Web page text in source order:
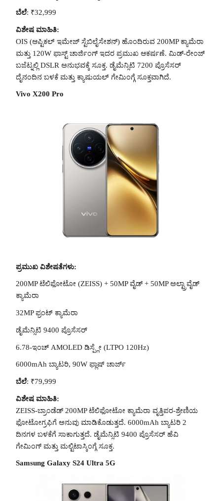
ಬೆಲೆ: ₹32,999
ವಿಶೇಷ ಮಾಹಿತಿ:
OIS (ಆಪ್ಟಿಕಲ್ ಇಮೇಜ್ ಸ್ಟೆಬಿಲೈಸೇಶನ್) ಹೊಂದಿರುವ 200MP ಕ್ಯಾಮೆರಾ
ಮತ್ತು 120W ಫಾಸ್ಟ್ ಚಾರ್ಜಿಂಗ್ ಇದರ ಪ್ರಮುಖ ಆಕರ್ಷಣೆ. ಮಿಡ್-ರೇಂಜ್
ಬಜೆಟ್ನಲ್ಲಿ DSLR ಅನುಭವಕ್ಕೆ ಸೂಕ್ತ. ಡೈಮೆನ್ಸಿಟಿ 7200 ಪ್ರೊಸೆಸರ್
ದೈನಂದಿನ ಬಳಕೆ ಮತ್ತು ಕ್ಯಾಷುಯಲ್ ಗೇಮಿಂಗ್ಗೆ ಸೂಕ್ತವಾಗಿದೆ.
Vivo X200 Pro
ಪ್ರಮುಖ ವಿಶೇಷತೆಗಳು:
200MP ಟೆಲಿಫೋಟೋ (ZEISS) + 50MP ವೈಡ್ + 50MP ಅಲ್ಟ್ರಾವೈಡ್
ಕ್ಯಾಮೆರಾ
32MP ಫ್ರಂಟ್ ಕ್ಯಾಮೆರಾ
ಡೈಮೆನ್ಸಿಟಿ 9400 ಪ್ರೊಸೆಸರ್
6.78-ಇಂಚ್ AMOLED ಡಿಸ್ಪ್ಲೇ (LTPO 120Hz)
6000mAh ಬ್ಯಾಟರಿ, 90W ಫ್ಲಾಷ್ ಚಾರ್ಜ್
ಬೆಲೆ: ₹79,999
ವಿಶೇಷ ಮಾಹಿತಿ:
ZEISS-ಬ್ರಾಂಡೆಡ್ 200MP ಟೆಲಿಫೋಟೋ ಕ್ಯಾಮೆರಾ ವೃತ್ತಿಪರ-ಶ್ರೇಣಿಯ
ಫೋಟೋಗ್ರಫಿಗೆ ಅನುವು ಮಾಡಿಕೊಡುತ್ತದೆ. 6000mAh ಬ್ಯಾಟರಿ 2
ದಿನಗಳ ಬಳಕೆಗೆ ಸಾಕಾಗುತ್ತದೆ. ಡೈಮೆನ್ಸಿಟಿ 9400 ಪ್ರೊಸೆಸರ್ ಹೆವಿ
ಗೇಮಿಂಗ್ ಮತ್ತು ಮಲ್ಟಿಟಾಸ್ಕಿಂಗ್ಗೆ ಸೂಕ್ತ.
Samsung Galaxy S24 Ultra 5G